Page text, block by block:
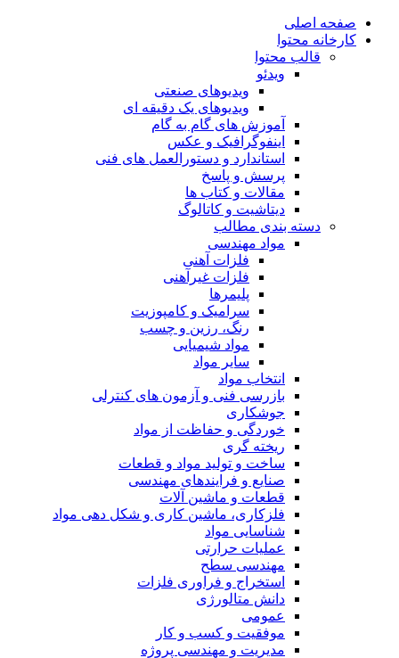
صفحه اصلی
کارخانه محتوا
قالب محتوا
ویدئو
ویدیوهای صنعتی
ویدیوهای یک دقیقه ای
آموزش های گام به گام
اینفوگرافیک و عکس
استاندارد و دستورالعمل های فنی
پرسش و پاسخ
مقالات و کتاب ها
دیتاشیت و کاتالوگ
دسته بندی مطالب
مواد مهندسی
فلزات آهنی
فلزات غیرآهنی
پلیمرها
سرامیک و کامپوزیت
رنگ، رزین و چسب
مواد شیمیایی
سایر مواد
انتخاب مواد
بازرسی فنی و آزمون های کنترلی
جوشکاری
خوردگی و حفاظت از مواد
ریخته گری
ساخت و تولید مواد و قطعات
صنایع و فرایندهای مهندسی
قطعات و ماشین آلات
فلزکاری، ماشین کاری و شکل دهی مواد
شناسایی مواد
عملیات حرارتی
مهندسی سطح
استخراج و فراوری فلزات
دانش متالورژی
عمومی
موفقیت و کسب و کار
مدیریت و مهندسی پروژه